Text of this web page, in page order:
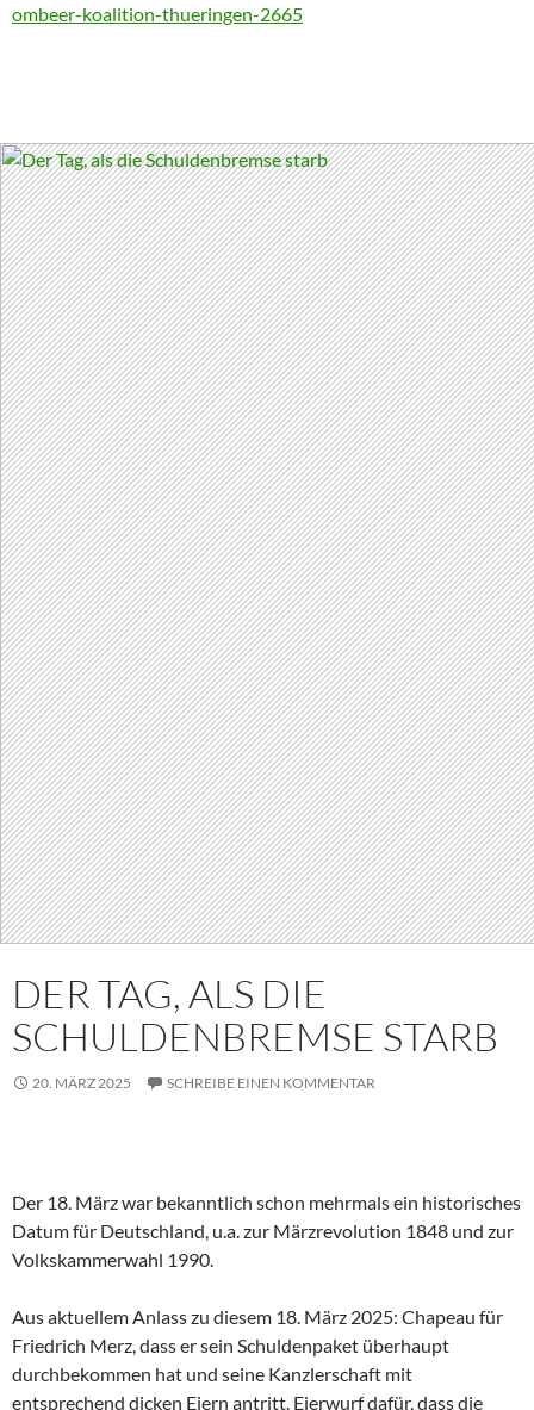
ombeer-koalition-thueringen-2665
DER TAG, ALS DIE
SCHULDENBREMSE STARB
20. MÄRZ 2025 SCHREIBE EINEN KOMMENTAR
Der 18. März war bekanntlich schon mehrmals ein historisches
Datum für Deutschland, u.a. zur Märzrevolution 1848 und zur
Volkskammerwahl 1990.
Aus aktuellem Anlass zu diesem 18. März 2025: Chapeau für
Friedrich Merz, dass er sein Schuldenpaket überhaupt
durchbekommen hat und seine Kanzlerschaft mit
entsprechend dicken Eiern antritt. Eierwurf dafür, dass die